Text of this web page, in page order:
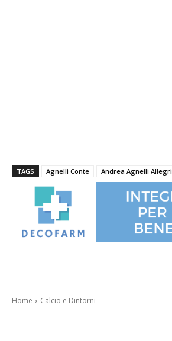
TAGS Agnelli Conte Andrea Agnelli Allegri